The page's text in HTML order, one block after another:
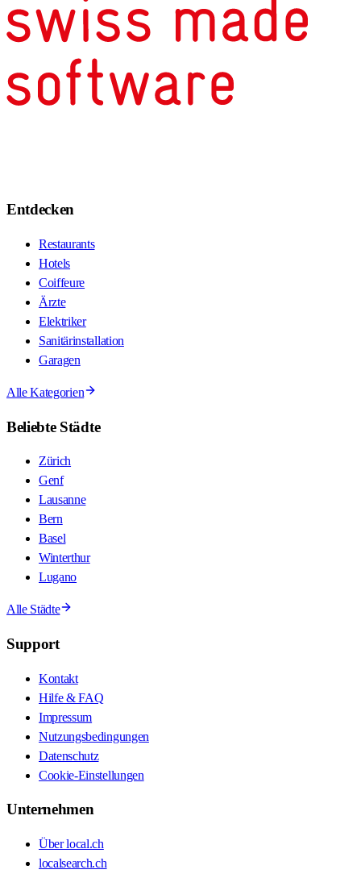
Entdecken
Restaurants
Hotels
Coiffeure
Ärzte
Elektriker
Sanitärinstallation
Garagen
Alle Kategorien
Beliebte Städte
Zürich
Genf
Lausanne
Bern
Basel
Winterthur
Lugano
Alle Städte
Support
Kontakt
Hilfe & FAQ
Impressum
Nutzungsbedingungen
Datenschutz
Cookie-Einstellungen
Unternehmen
Über local.ch
localsearch.ch